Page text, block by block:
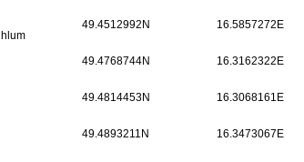
49.4512992N 16.5857272E
49.4768744N 16.3162322E
49.4814453N 16.3068161E
49.4893211N 16.3473067E